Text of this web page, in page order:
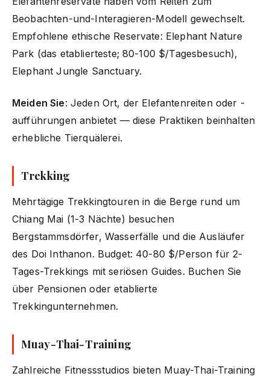
Beobachten-und-Interagieren-Modell gewechselt.
Empfohlene ethische Reservate: Elephant Nature
Park (das etablierteste; 80-100 $/Tagesbesuch),
Elephant Jungle Sanctuary.
Meiden Sie: Jeden Ort, der Elefantenreiten oder -
aufführungen anbietet — diese Praktiken beinhalten
erhebliche Tierquälerei.
Trekking
Mehrtägige Trekkingtouren in die Berge rund um
Chiang Mai (1-3 Nächte) besuchen
Bergstammsdörfer, Wasserfälle und die Ausläufer
des Doi Inthanon. Budget: 40-80 $/Person für 2-
Tages-Trekkings mit seriösen Guides. Buchen Sie
über Pensionen oder etablierte
Trekkingunternehmen.
Muay-Thai-Training
Zahlreiche Fitnessstudios bieten Muay-Thai-Training